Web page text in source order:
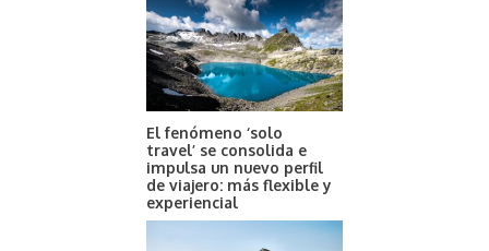
El fenómeno ‘solo
travel’ se consolida e
impulsa un nuevo perfil
de viajero: más flexible y
experiencial